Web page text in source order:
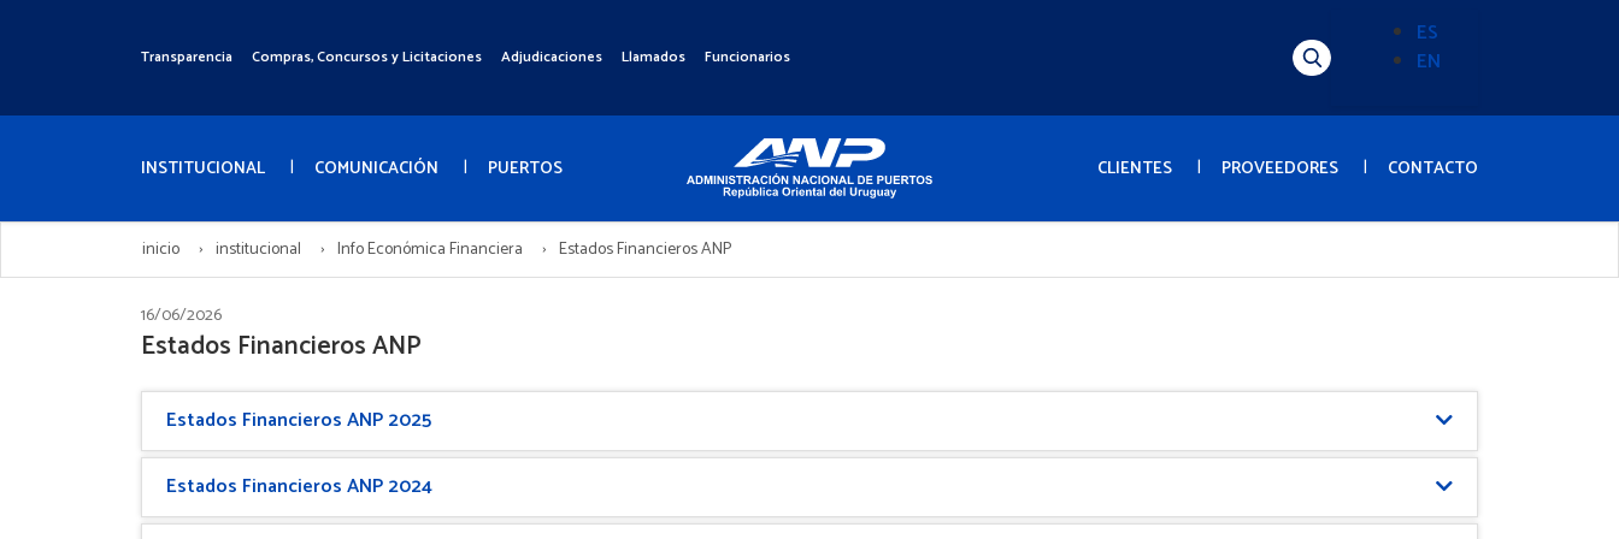
Menú
Transparencia Compras, Concursos y Licitaciones Adjudicaciones Llamados Funcionarios Alternador
(Content)
ES
EN
Menú
INSTITUCIONAL COMUNICACIÓN PUERTOS CLIENTES PROVEEDORES CONTACTO
inicio institucional Info Económica Financiera Estados Financieros ANP
16/06/2026
Estados Financieros ANP
Estados Financieros ANP 2025
Estados Financieros ANP 2024